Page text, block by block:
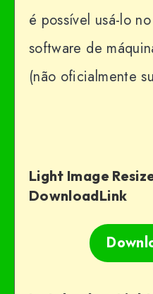
é possível usá-lo
software de
(não oficialmente
Light Image
DownloadLink